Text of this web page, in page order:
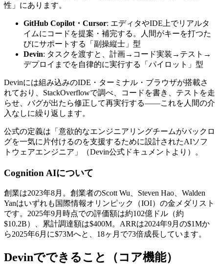
性」にあります。
GitHub Copilot・Cursor: エディタやIDE上でリアルタ
イムにコードを提案・補完する。人間がキーを打つた
びにサポートする「副操縦士」型
Devin: タスクを渡すと、計画→コード実装→テスト→
デプロイまでを自律的に実行する「パイロット」型
Devinには組み込みのIDE・ターミナル・ブラウザが搭載さ
れており、StackOverflowで調べ、コードを書き、テストを走
らせ、バグが出たら修正して再実行する——これを人間の介
入なしに繰り返します。
公式の定義は「意欲的なエンジニアリングチームがバックロ
グを一気に片付けるのを支援するために設計されたAIソフ
トウェアエンジニア」（Devin公式ドキュメントより）。
Cognition AIについて
創業は2023年8月。創業者のScott Wu、Steven Hao、Walden
Yanはいずれも国際情報オリンピック（IOI）の金メダリスト
です。2025年9月時点での評価額は約102億ドル（約
$10.2B）、累計調達額は$400M。ARRは2024年9月の$1Mか
ら2025年6月に$73Mへと、18ヶ月で73倍成長しています。
Devinでできること（コア機能）